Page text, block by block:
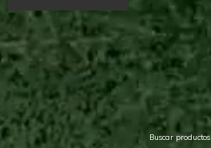
Buscar productos